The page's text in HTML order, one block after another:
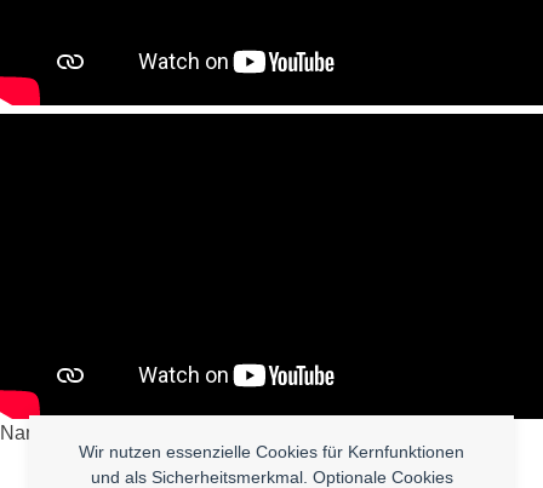
Wir nutzen essenzielle Cookies für Kernfunktionen
und als Sicherheitsmerkmal. Optionale Cookies
Nancy Mcdonie